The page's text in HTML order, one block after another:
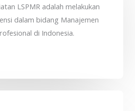
LSPMR adalah melakukan
dalam bidang Manajemen
di Indonesia.